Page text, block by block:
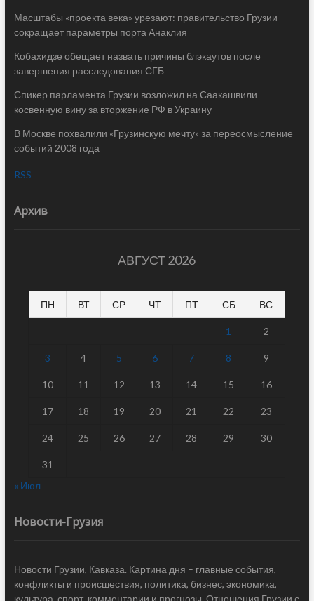
Масштабы «проекта века» урезают: правительство Грузии
сокращает параметры порта Анаклия
Кобахидзе обещает назвать причины блэкаутов после
завершения расследования СГБ
Спикер парламента Грузии возложил на Саакашвили
косвенную вину за вторжение РФ в Украину
В Москве похвалили «Грузинскую мечту» за переосмысление
событий 2008 года
RSS
Архив
АВГУСТ 2026
ПН ВТ СР ЧТ ПТ СБ ВС
1 2
3 4 5 6 7 8 9
10 11 12 13 14 15 16
17 18 19 20 21 22 23
24 25 26 27 28 29 30
31
« Июл
Новости-Грузия
Новости Грузии, Кавказа. Картина дня – главные события,
конфликты и происшествия, политика, бизнес, экономика,
культура, спорт, комментарии и прогнозы. Отношения Грузии с